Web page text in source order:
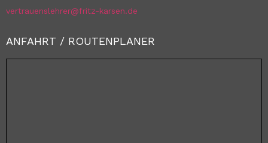
vertrauenslehrer@fritz-karsen.de
ANFAHRT / ROUTENPLANER